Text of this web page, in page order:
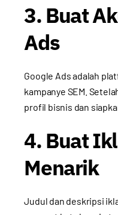
3. Buat
Ads
Google Ads adalah
kampanye SEM.
profil bisnis dan
4. Buat
Menarik
Judul dan deskripsi